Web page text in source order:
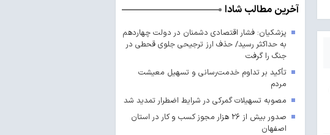
آخرین مطالب شادا
پزشکیان: فشار اقتصادی دشمنان در دولت چهاردهم
به حداکثر رسید/ حذف ارز ترجیحی جلوی قحطی در
جنگ را گرفت
تأکید بر تداوم خدمت‌رسانی و تسهیل معیشت
مردم
مصوبه تسهیلات گمرکی در شرایط اضطرار تمدید شد
صدور بیش از ۲۶ هزار مجوز کسب‌ و کار در استان
اصفهان